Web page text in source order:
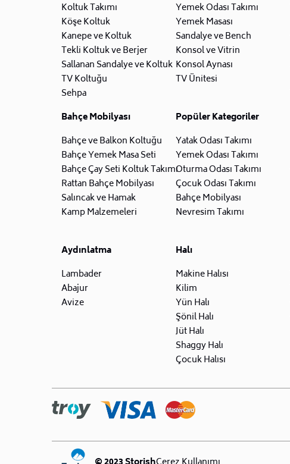
Koltuk Takımı
Köşe Koltuk
Kanepe ve Koltuk
Tekli Koltuk ve Berjer
Sallanan Sandalye ve Koltuk
TV Koltuğu
Sehpa
Yemek Odası Takımı
Yemek Masası
Sandalye ve Bench
Konsol ve Vitrin
Konsol Aynası
TV Ünitesi
Bahçe Mobilyası
Bahçe ve Balkon Koltuğu
Bahçe Yemek Masa Seti
Bahçe Çay Seti Koltuk Takımı
Rattan Bahçe Mobilyası
Salıncak ve Hamak
Kamp Malzemeleri
Popüler Kategoriler
Yatak Odası Takımı
Yemek Odası Takımı
Oturma Odası Takımı
Çocuk Odası Takımı
Bahçe Mobilyası
Nevresim Takımı
Aydınlatma
Lambader
Abajur
Avize
Halı
Makine Halısı
Kilim
Yün Halı
Şönil Halı
Jüt Halı
Shaggy Halı
Çocuk Halısı